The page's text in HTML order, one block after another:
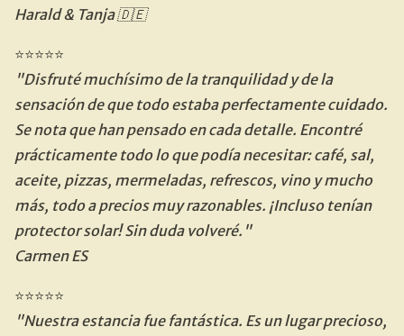
Harald & Tanja 🇩🇪
⭐⭐⭐⭐⭐
"Disfruté muchísimo de la tranquilidad y de la
sensación de que todo estaba perfectamente cuidado.
Se nota que han pensado en cada detalle. Encontré
prácticamente todo lo que podía necesitar: café, sal,
aceite, pizzas, mermeladas, refrescos, vino y mucho
más, todo a precios muy razonables. ¡Incluso tenían
protector solar! Sin duda volveré."
Carmen ES
⭐⭐⭐⭐⭐
"Nuestra estancia fue fantástica. Es un lugar precioso,